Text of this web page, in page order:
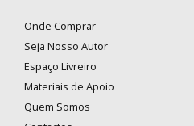
Onde Comprar
Seja Nosso Autor
Espaço Livreiro
Materiais de Apoio
Quem Somos